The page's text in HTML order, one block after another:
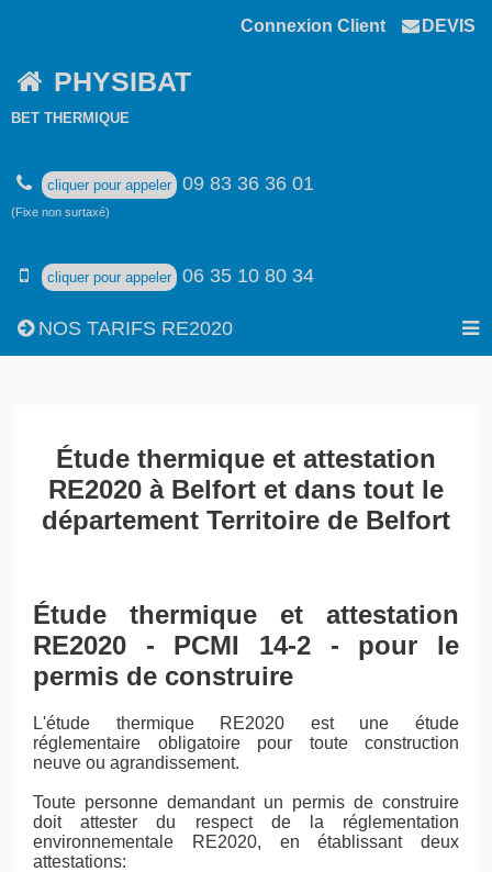
Connexion Client DEVIS
PHYSIBAT
BET THERMIQUE
cliquer pour appeler 09 83 36 36 01
(Fixe non surtaxé)
cliquer pour appeler 06 35 10 80 34
NOS TARIFS RE2020
Étude thermique et attestation
RE2020 à Belfort et dans tout le
département Territoire de Belfort
Étude thermique et attestation
RE2020 - PCMI 14-2 - pour le
permis de construire
L'étude thermique RE2020 est une étude
réglementaire obligatoire pour toute construction
neuve ou agrandissement.
Toute personne demandant un permis de construire
doit attester du respect de la réglementation
environnementale RE2020, en établissant deux
attestations: